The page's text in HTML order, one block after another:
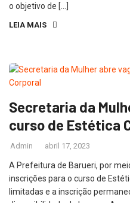
o objetivo de […]
LEIA MAIS
Secretaria da
curso de Estética
Admin abril 17, 2023
A Prefeitura de Barueri, por
inscrições para o curso de
limitadas e a inscrição